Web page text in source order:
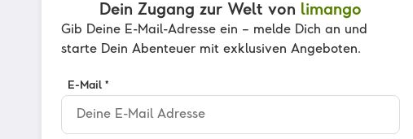
Dein Zugang zur Welt von limango
Gib Deine E-Mail-Adresse ein – melde Dich an und
starte Dein Abenteuer mit exklusiven Angeboten.
E-Mail *